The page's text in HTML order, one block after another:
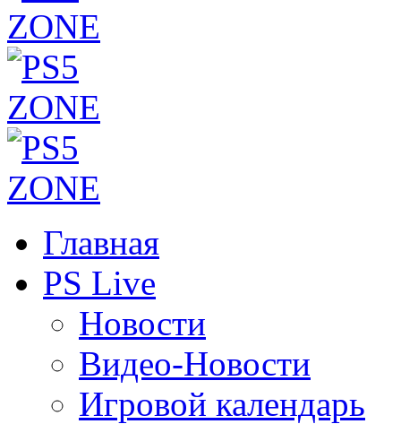
Главная
PS Live
Новости
Видео-Новости
Игровой календарь